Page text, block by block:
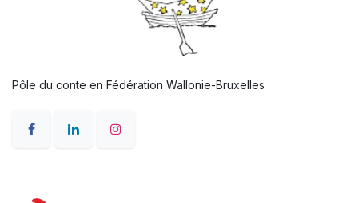
Pôle du conte en Fédération Wallonie-Bruxelles